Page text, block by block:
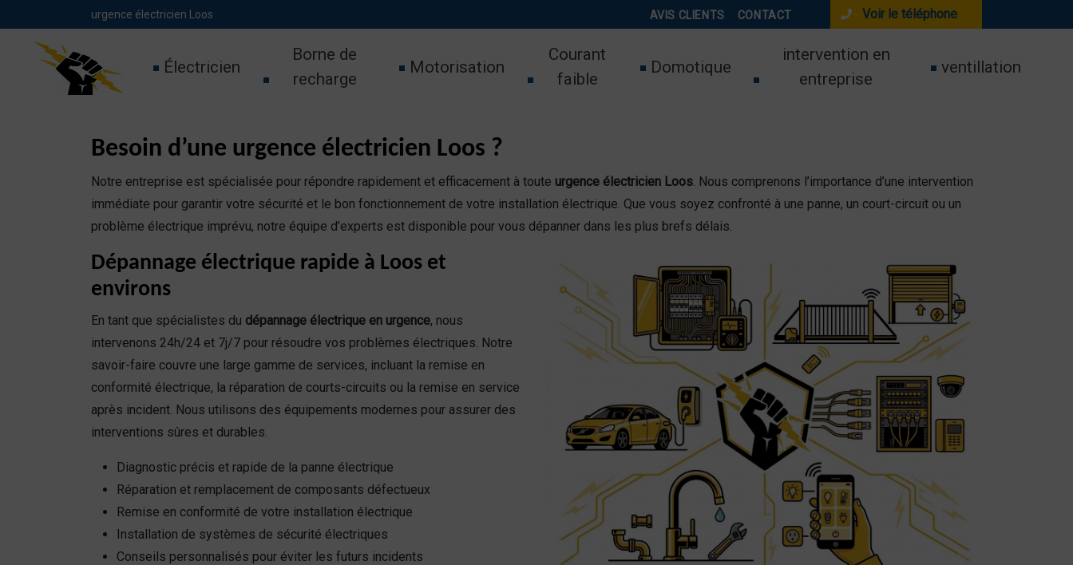
urgence électricien Loos AVIS CLIENTS CONTACT Voir le téléphone
Électricien
Borne de
recharge
Motorisation
Courant
faible
Domotique
intervention en
entreprise
ventillation
Besoin d’une urgence électricien Loos ?
Notre entreprise est spécialisée pour répondre rapidement et efficacement à toute urgence électricien Loos. Nous comprenons l’importance d’une intervention
immédiate pour garantir votre sécurité et le bon fonctionnement de votre installation électrique. Que vous soyez confronté à une panne, un court-circuit ou un
problème électrique imprévu, notre équipe d’experts est disponible pour vous dépanner dans les plus brefs délais.
Dépannage électrique rapide à Loos et
environs
En tant que spécialistes du dépannage électrique en urgence, nous
intervenons 24h/24 et 7j/7 pour résoudre vos problèmes électriques. Notre
savoir-faire couvre une large gamme de services, incluant la remise en
conformité électrique, la réparation de courts-circuits ou la remise en service
après incident. Nous utilisons des équipements modernes pour assurer des
interventions sûres et durables.
Diagnostic précis et rapide de la panne électrique
Réparation et remplacement de composants défectueux
Remise en conformité de votre installation électrique
Installation de systèmes de sécurité électriques
Conseils personnalisés pour éviter les futurs incidents
Panneau de gestion des cookies